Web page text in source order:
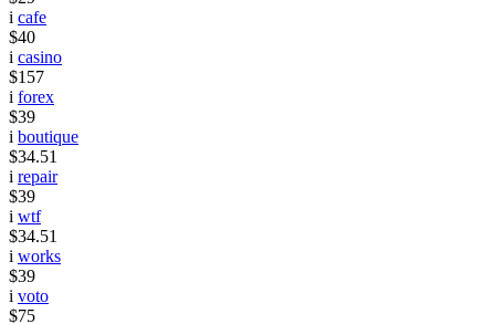
i cafe
$40
i casino
$157
i forex
$39
i boutique
$34.51
i repair
$39
i wtf
$34.51
i works
$39
i voto
$75